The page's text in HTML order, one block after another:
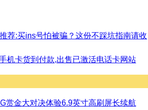
荐:买ins号怕被骗？这份不踩坑指南请收
机卡货到付款,出售已激活电话卡网站
赏金大对决体验6.9英寸高刷屏长续航